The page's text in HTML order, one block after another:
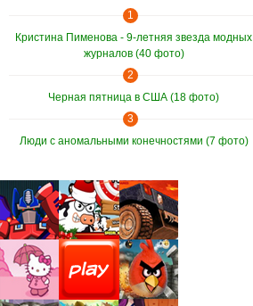
1
Кристина Пименова - 9-летняя звезда модных
журналов (40 фото)
2
Черная пятница в США (18 фото)
3
Люди с аномальными конечностями (7 фото)